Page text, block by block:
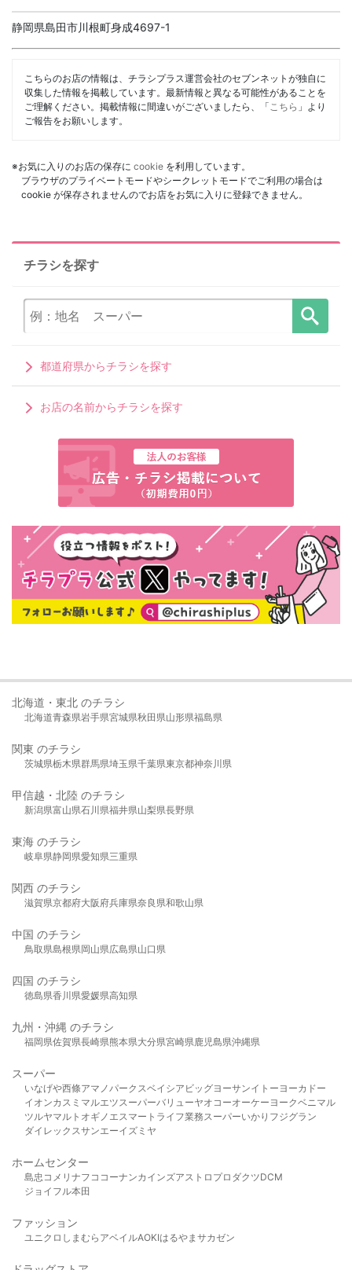
静岡県島田市川根町身成4697-1
こちらのお店の情報は、チラシプラス運営会社のセブンネットが独自に
収集した情報を掲載しています。最新情報と異なる可能性があることを
ご理解ください。掲載情報に間違いがございましたら、「 こちら 」より
ご報告をお願いします。
※お気に入りのお店の保存に cookie を利用しています。
ブラウザのプライベートモードやシークレットモードでご利用の場合は
cookie が保存されませんのでお店をお気に入りに登録できません。
チラシを探す
都道府県からチラシを探す
お店の名前からチラシを探す
北海道・東北 のチラシ
北海道青森県岩手県宮城県秋田県山形県福島県
関東 のチラシ
茨城県栃木県群馬県埼玉県千葉県東京都神奈川県
甲信越・北陸 のチラシ
新潟県富山県石川県福井県山梨県長野県
東海 のチラシ
岐阜県静岡県愛知県三重県
関西 のチラシ
滋賀県京都府大阪府兵庫県奈良県和歌山県
中国 のチラシ
鳥取県島根県岡山県広島県山口県
四国 のチラシ
徳島県香川県愛媛県高知県
九州・沖縄 のチラシ
福岡県佐賀県長崎県熊本県大分県宮崎県鹿児島県沖縄県
スーパー
いなげや西條アマノパークスベイシア ビッグヨーサンイトーヨーカドー
イオンカスミ マルエツスーパーバリューヤオコーオーケー ヨークベニマル
ツルヤマルト オギノ エスマート ライフ業務スーパーいかり フジグラン
ダイレックスサンエーイズミヤ
ホームセンター
島忠 コメリ ナフコ コーナンカインズアストロプロダクツDCM
ジョイフル本田
ファッション
ユニクロ しまむら アベイルAOKIはるやま サカゼン